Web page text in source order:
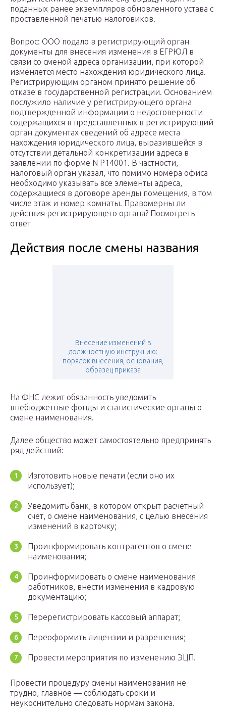
поданных ранее экземпляров обновленного устава с
проставленной печатью налоговиков.
Вопрос: ООО подало в регистрирующий орган
документы для внесения изменения в ЕГРЮЛ в
связи со сменой адреса организации, при которой
изменяется место нахождения юридического лица.
Регистрирующим органом принято решение об
отказе в государственной регистрации. Основанием
послужило наличие у регистрирующего органа
подтвержденной информации о недостоверности
содержащихся в представленных в регистрирующий
орган документах сведений об адресе места
нахождения юридического лица, выразившейся в
отсутствии детальной конкретизации адреса в
заявлении по форме N Р14001. В частности,
налоговый орган указал, что помимо номера офиса
необходимо указывать все элементы адреса,
содержащиеся в договоре аренды помещения, в том
числе этаж и номер комнаты. Правомерны ли
действия регистрирующего органа? Посмотреть
ответ
Действия после смены названия
Внесение изменений в
должностную инструкцию:
порядок внесения, основания,
образец приказа
На ФНС лежит обязанность уведомить
внебюджетные фонды и статистические органы о
смене наименования.
Далее общество может самостоятельно предпринять
ряд действий:
Изготовить новые печати (если оно их
использует);
Уведомить банк, в котором открыт расчетный
счет, о смене наименования, с целью внесения
изменений в карточку;
Проинформировать контрагентов о смене
наименования;
Проинформировать о смене наименования
работников, внести изменения в кадровую
документацию;
Перерегистрировать кассовый аппарат;
Переоформить лицензии и разрешения;
Провести мероприятия по изменению ЭЦП.
Провести процедуру смены наименования не
трудно, главное — соблюдать сроки и
неукоснительно следовать нормам закона.